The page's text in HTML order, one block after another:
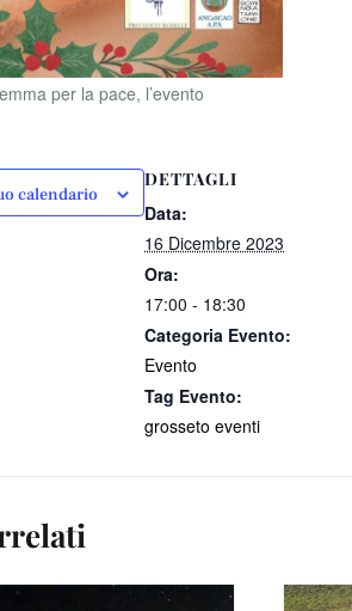
per la pace, l’evento
calendario
DETTAGLI
Data:
16 Dicembre 2023
Ora:
17:00 - 18:30
Categoria Evento:
Evento
Tag Evento:
grosseto eventi